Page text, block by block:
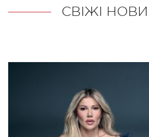
СВІЖІ